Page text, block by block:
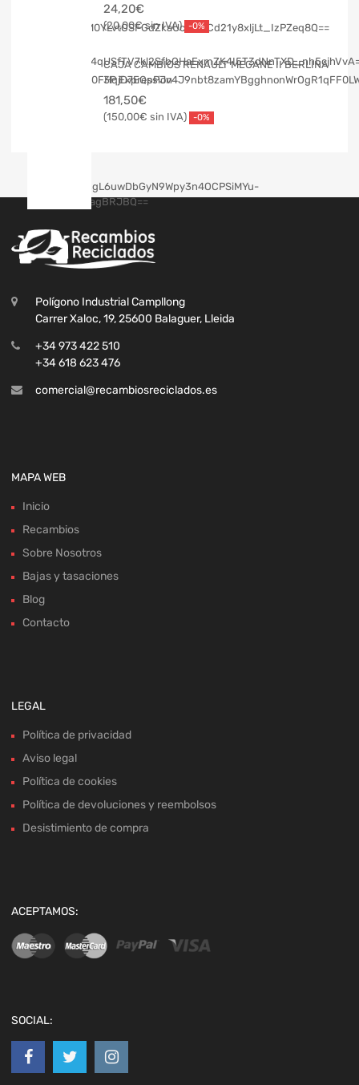
24,20€
20,00€ -0%
CAJA CAMBIOS RENAULT MEGANE II BERLINA
3P Expression
181,50€
150,00€ -0%
Polígono Industrial Campllong
Carrer Xaloc, 19, 25600 Balaguer, Lleida
+34 973 422 510
+34 618 623 476
comercial@recambiosreciclados.es
MAPA WEB
Inicio
Recambios
Sobre Nosotros
Bajas y tasaciones
Blog
Contacto
LEGAL
Política de privacidad
Aviso legal
Política de cookies
Política de devoluciones y reembolsos
Desistimiento de compra
ACEPTAMOS:
SOCIAL: